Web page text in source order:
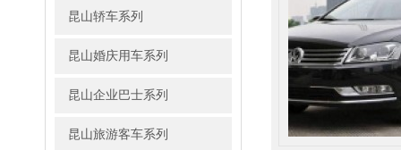
昆山轿车系列
昆山婚庆用车系列
昆山企业巴士系列
昆山旅游客车系列